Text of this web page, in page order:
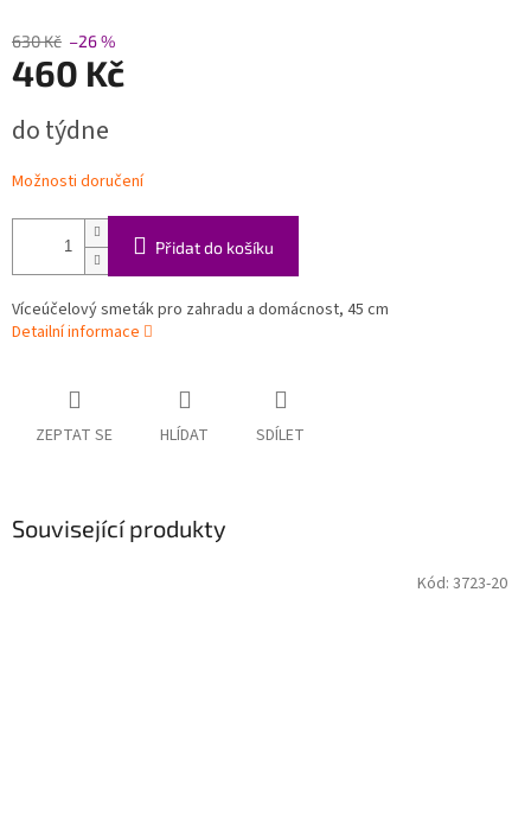
630 Kč –26 %
460 Kč
cena:
do týdne
Možnosti doručení
Přidat do košíku
Víceúčelový smeták pro zahradu a domácnost, 45 cm
Detailní informace
ZEPTAT SE HLÍDAT SDÍLET
Související produkty
Kód: 3723-20